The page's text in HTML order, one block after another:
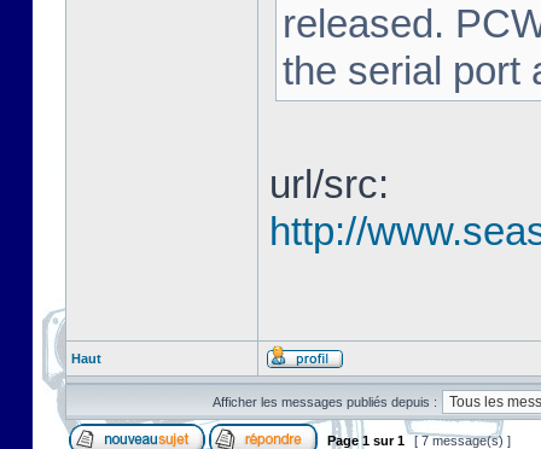
released.
the serial port
url/src:
http://
Haut
Afficher les messages publiés depuis :
Page 1 sur1 [ 7 message(s) ]